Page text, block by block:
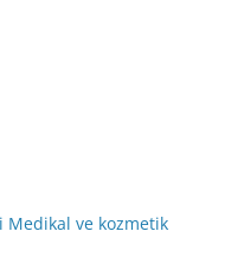
Medikal ve kozmetik